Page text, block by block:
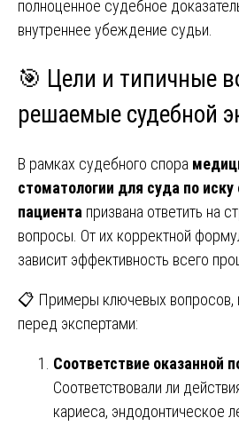
полноценное судебное
внутреннее убеждение судьи.
🎯 Цели и типичные
решаемые судебной
В рамках судебного спора
стоматологии для суда по
пациента призвана ответить на
вопросы. От их корректной
зависит эффективность всего
📋 Примеры ключевых вопросов,
перед экспертами:
Соответствие оказанной
Соответствовали ли
кариеса, эндодонтическое